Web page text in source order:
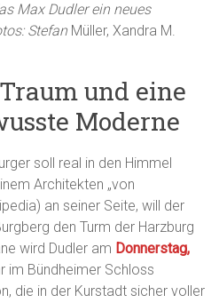
Max Dudler ein neues
Stefan Müller, Xandra M.
und eine
Moderne
soll real in den Himmel
Architekten „von
an seiner Seite, will der
den Turm der Harzburg
wird Dudler am Donnerstag,
im Bündheimer Schloss
die in der Kurstadt sicher voller